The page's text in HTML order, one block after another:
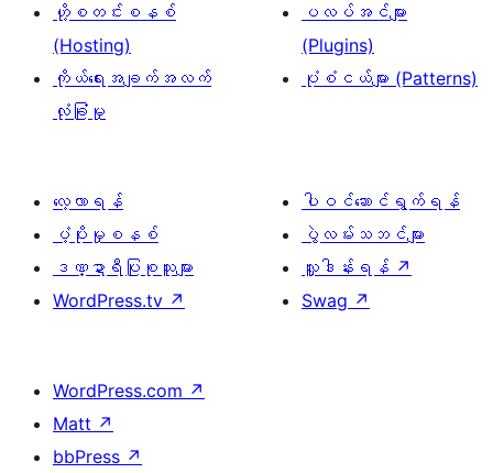
ဟို့စတင်းစနစ်
(Hosting)
ကိုယ်ရေးအချက်အလက်
လုံခြုံမှု
ပလပ်အင်များ
(Plugins)
ပုံစံငယ်များ (Patterns)
လေ့လာရန်
ပံ့ပိုးမှုစနစ်
ဒဏ္ဍာရီပြုစုသူများ
WordPress.tv ↗
ပါဝင်ဆောင်ရွက်ရန်
ပွဲလမ်းသဘင်များ
လှူဒါန်းရန် ↗
Swag ↗
WordPress.com ↗
Matt ↗
bbPress ↗